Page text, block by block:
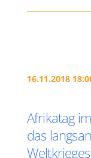
16.11.2018
Afrikatag
das
Weltkrieges